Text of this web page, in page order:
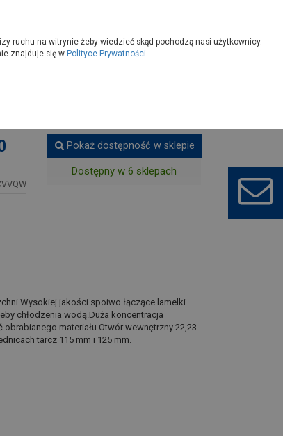
Pokaż dostępność w sklepie
Dostępny w 6 sklepach
jakości spoiwo łączące lamelki
chłodzenia wodą.Duża koncentracja
materiału.Otwór wewnętrzny 22,23
tarcz 115 mm i 125 mm.
ruchu na witrynie żeby wiedzieć skąd pochodzą nasi użytkownicy.
znajduje się w Polityce Prywatności.